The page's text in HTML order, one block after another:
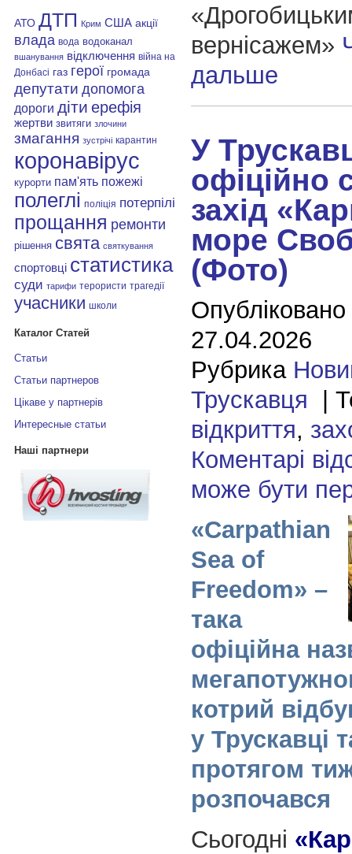
АТО ДТП Крим США акції
влада вода водоканал
вшанування відключення війна на
Донбасі газ герої громада
депутати допомога
дороги діти ерефія
жертви звитяги злочини
змагання зустрічі карантин
коронавірус
курорти пам'ять пожежі
полеглі поліція потерпілі
прощання ремонти
рішення свята святкування
спортовці статистика
суди тарифи терористи трагедії
учасники школи
Каталог Статей
Статьи
Статьи партнеров
Цікаве у партнерів
Интересные статьи
Наші партнери
вернісажем»
дальше
У
офіційно
захід
море
(Фото)
27.04.2026
Рубрика
Трускавця |
відкриття,
Коментарі
може бути
«Carpathian
Sea of
Freedom» –
така
офіційна
котрий
у Трускавці
протягом
розпочався
Сьогодні